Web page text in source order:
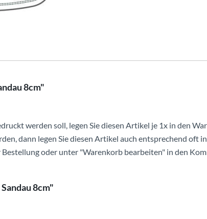
8cm"
werden soll, legen Sie diesen Artikel je 1x in den
dann legen Sie diesen Artikel auch entsprechend oft
oder unter "Warenkorb bearbeiten" in den
8cm"